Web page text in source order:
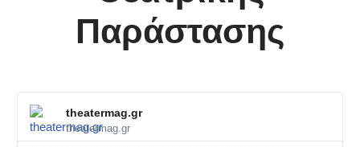
Παράστασης
theatermag.gr
theatermag.gr